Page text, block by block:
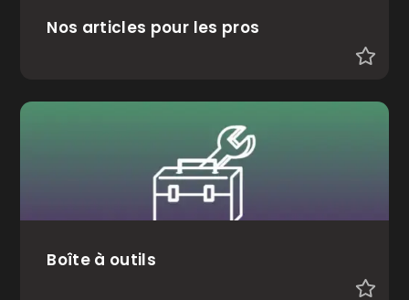
Nos articles pour les pros
Boîte à outils